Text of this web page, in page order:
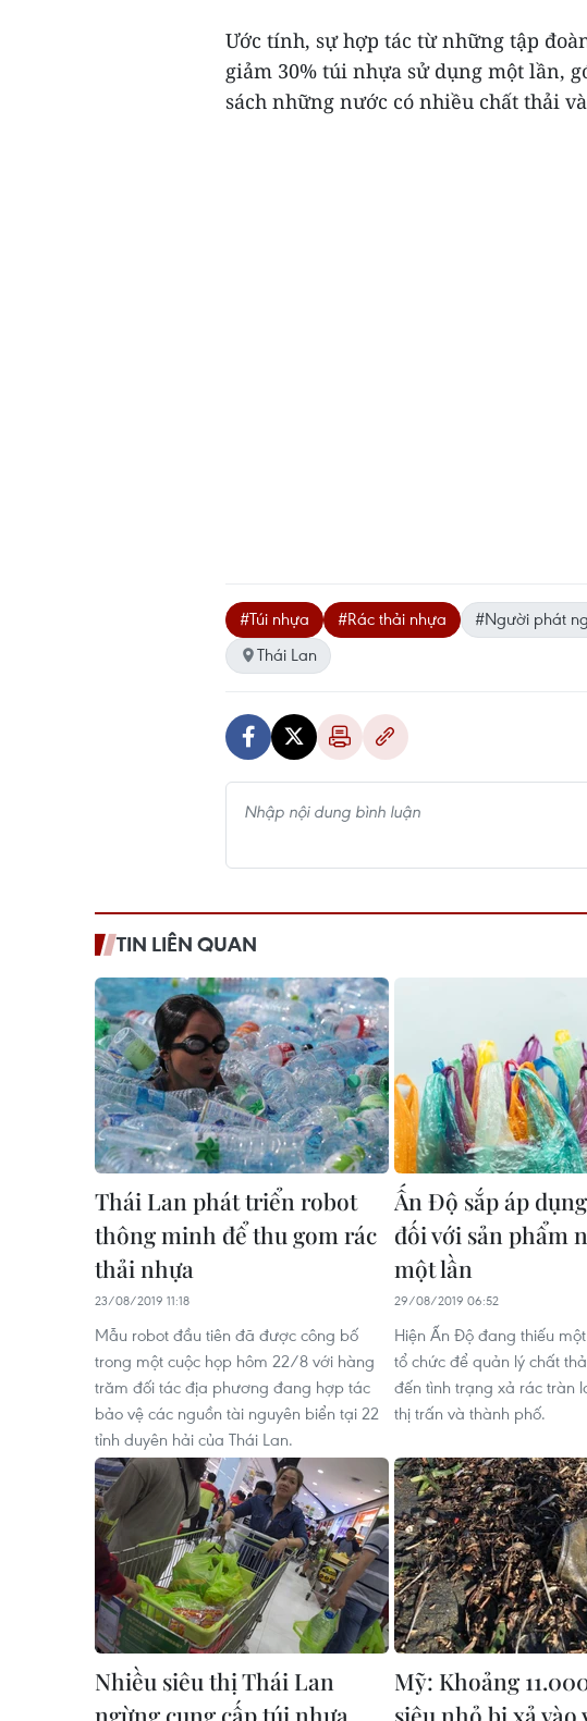
Ước tính, sự hợp tác từ những tập
giảm 30% túi nhựa sử dụng một lần,
sách những nước có nhiều chất thải
#Túi nhựa #Rác thải nhựa #Người phát
Thái Lan
TIN LIÊN QUAN
Thái Lan phát triển robot
thông minh để thu gom rác
thải nhựa
23/08/2019 11:18
Mẫu robot đầu tiên đã được công bố
trong một cuộc họp hôm 22/8 với hàng
trăm đối tác địa phương đang hợp tác
bảo vệ các nguồn tài nguyên biển tại 22
tỉnh duyên hải của Thái Lan.
Ấn Độ sắp áp
đối với sản phẩm
một lần
29/08/2019 06:52
Hiện Ấn Độ đang thiếu
tổ chức để quản lý chất
đến tình trạng xả rác tràn
thị trấn và thành phố.
Nhiều siêu thị Thái Lan
ngừng cung cấp túi nhựa
Mỹ: Khoảng
siêu nhỏ bị xả vào